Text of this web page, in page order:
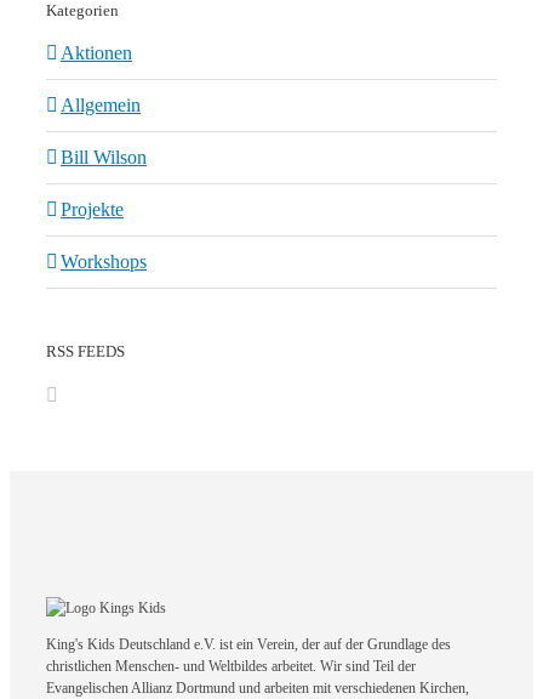
Kategorien
Aktionen
Allgemein
Bill Wilson
Projekte
Workshops
RSS FEEDS
King's Kids Deutschland e.V. ist ein Verein, der auf der Grundlage des
christlichen Menschen- und Weltbildes arbeitet. Wir sind Teil der
Evangelischen Allianz Dortmund und arbeiten mit verschiedenen Kirchen,